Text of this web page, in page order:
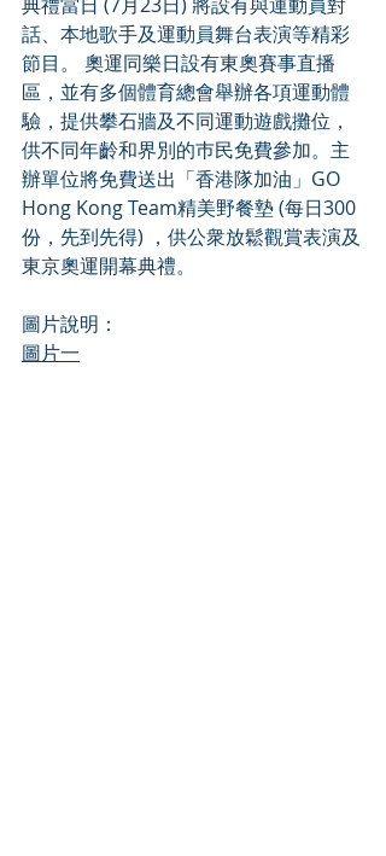
話、本地歌手及運動員舞台表演等精彩
節目。 奧運同樂日設有東奧賽事直播
區，並有多個體育總會舉辦各項運動體
驗，提供攀石牆及不同運動遊戲攤位，
供不同年齡和界別的巿民免費參加。主
辦單位將免費送出「香港隊加油」GO
Hong Kong Team精美野餐墊 (每日300
份，先到先得) ，供公衆放鬆觀賞表演及
東京奧運開幕典禮。
圖片說明：
圖片一